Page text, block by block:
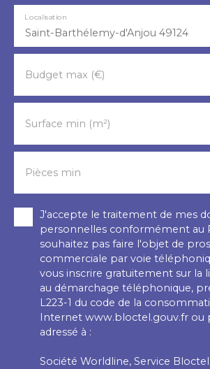
Saint-Barthélemy-d'Anjou 49124
Localisation
Budget max (€)
Surface min (m²)
Pièces min
J'accepte le traitement de mes
personnelles conformément au
souhaitez pas faire l'objet de
commerciale par voie
vous inscrire gratuitement sur la
au démarchage téléphonique,
L223-1 du code de la
Internet www.bloctel.gouv.fr ou
adressé à :
Société Worldline, Service Bloctel,